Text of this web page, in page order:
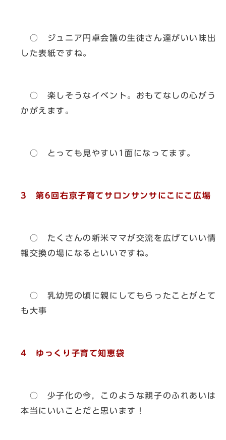
○ ジュニア円卓会議の生徒さん達がいい味出
した表紙ですね。
○ 楽しそうなイベント。おもてなしの心がう
かがえます。
○ とっても見やすい1面になってます。
3 第6回右京子育てサロンサンサにこにこ広場
○ たくさんの新米ママが交流を広げていい情
報交換の場になるといいですね。
○ 乳幼児の頃に親にしてもらったことがとて
も大事
4 ゆっくり子育て知恵袋
○ 少子化の今，このような親子のふれあいは
本当にいいことだと思います！